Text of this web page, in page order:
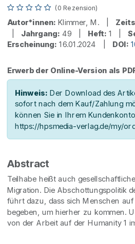
(0 Rezension)
Autor*innen: Klimmer, M. |
Jahrgang: 49 | Heft: 1 |
Erscheinung: 16.01.2024 | DOI:
Erwerb der Online-Version als
Hinweis: Der Download des
sofort nach dem Kauf/Zahlung
können Sie in Ihrem
https://hpsmedia-verlag.de/my/
Abstract
Teilhabe heißt auch
Migration. Die Abschottungspolitik
führt dazu, dass sich Menschen
begeben, um hierher zu kommen.
von der Arbeit auf der Humanity 1